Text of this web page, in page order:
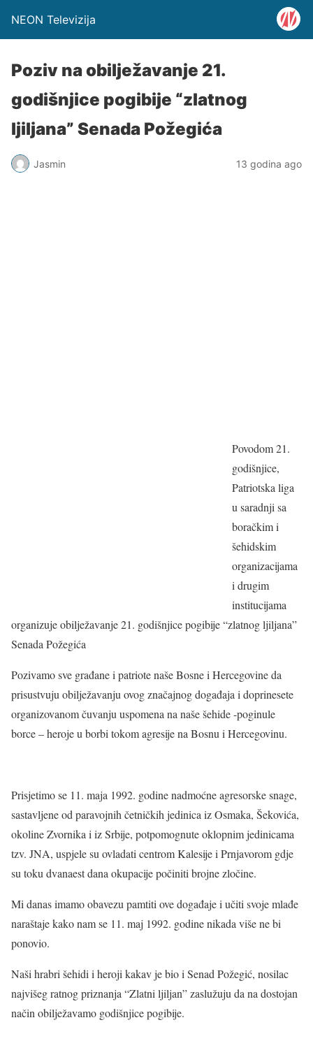
NEON Televizija
Poziv na obilježavanje 21.
godišnjice pogibije “zlatnog
ljiljana” Senada Požegića
Jasmin 13 godina ago
Povodom 21.
godišnjice,
Patriotska liga
u saradnji sa
boračkim i
šehidskim
organizacijama
i drugim
institucijama
organizuje obilježavanje 21. godišnjice pogibije “zlatnog ljiljana”
Senada Požegića
Pozivamo sve građane i patriote naše Bosne i Hercegovine da
prisustvuju obilježavanju ovog značajnog događaja i doprinesete
organizovanom čuvanju uspomena na naše šehide -poginule
borce – heroje u borbi tokom agresije na Bosnu i Hercegovinu.
Prisjetimo se 11. maja 1992. godine nadmoćne agresorske snage,
sastavljene od paravojnih četničkih jedinica iz Osmaka, Šekovića,
okoline Zvornika i iz Srbije, potpomognute oklopnim jedinicama
tzv. JNA, uspjele su ovladati centrom Kalesije i Prnjavorom gdje
su toku dvanaest dana okupacije počiniti brojne zločine.
Mi danas imamo obavezu pamtiti ove događaje i učiti svoje mlađe
naraštaje kako nam se 11. maj 1992. godine nikada više ne bi
ponovio.
Naši hrabri šehidi i heroji kakav je bio i Senad Požegić, nosilac
najvišeg ratnog priznanja “Zlatni ljiljan” zaslužuju da na dostojan
način obilježavamo godišnjice pogibije.